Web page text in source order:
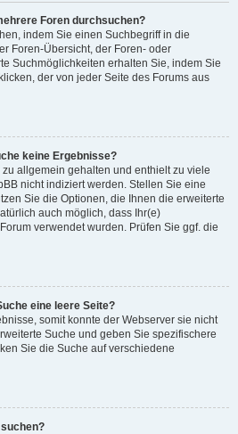
Foren durchsuchen?
indem Sie einen Suchbegriff in die
Foren-Übersicht, der Foren- oder
Suchmöglichkeiten erhalten Sie, indem Sie
der von jeder Seite des Forums aus
keine Ergebnisse?
zu allgemein gehalten und enthielt zu viele
nicht indiziert werden. Stellen Sie eine
Sie die Optionen, die Ihnen die erweiterte
auch möglich, dass Ihr(e)
verwendet wurden. Prüfen Sie ggf. die
eine leere Seite?
somit konnte der Webserver sie nicht
Suche und geben Sie spezifischere
Sie die Suche auf verschiedene